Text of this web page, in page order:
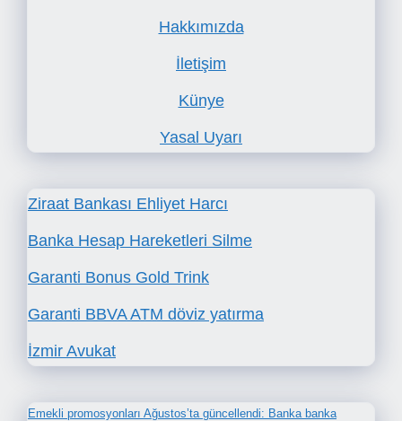
Hakkımızda
İletişim
Künye
Yasal Uyarı
Ziraat Bankası Ehliyet Harcı
Banka Hesap Hareketleri Silme
Garanti Bonus Gold Trink
Garanti BBVA ATM döviz yatırma
İzmir Avukat
Emekli promosyonları Ağustos’ta güncellendi: Banka banka